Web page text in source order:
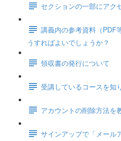
セクションの一部にアク
講義内の参考資料（PDF
うすればよいでしょうか？
領収書の発行について
受講しているコースを知
アカウントの削除方法を
サインアップで「メール